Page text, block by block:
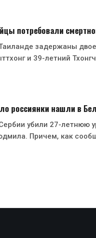
потребовали
задержаны
и 39-летний
россиянки нашли в
убили 27-летнюю
Причем, как